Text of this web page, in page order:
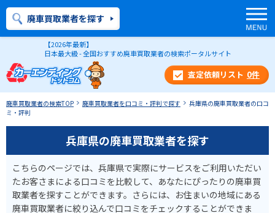
【2026年最新】
日本最大級 - 全国おすすめ廃車買取業者の検索ポータルサイト
0件
廃車買取業者を探す
廃車買取業者の検索TOP 廃車買取業者を口コミ・評判で探す
兵庫県の廃車買取業者の口コ
ミ・評判
兵庫県の廃車買取業者を探す
こちらのページでは、兵庫県で実際にサービスをご利用いただい
たお客さまによる口コミを比較して、あなたにぴったりの廃車買
取業者を探すことができます。さらには、お住まいの地域にある
廃車買取業者に絞り込んで口コミをチェックすることができま